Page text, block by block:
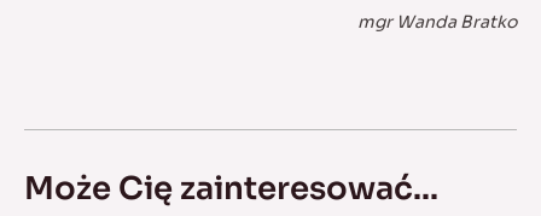
mgr Wanda Bratko
Może Cię zainteresować...